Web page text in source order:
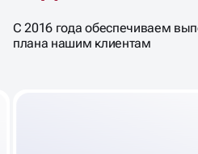
С 2016 года обеспечиваем
плана нашим клиентам